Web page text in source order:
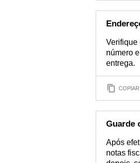
Verifique
número
entrega.
COPIAR
Guarde
Após
notas